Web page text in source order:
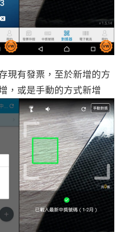
現有發票，至於新增的方
，或是手動的方式新增